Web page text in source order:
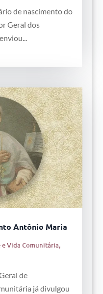
de nascimento do
Geral dos
Antônio Maria
Vida Comunitária,
de
já divulgou